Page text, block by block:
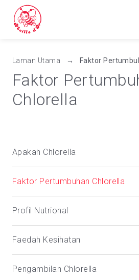
Laman Utama → Faktor
Faktor
Chlorella
Apakah Chlorella
Faktor Pertumbuhan Chlorella
Profil Nutrional
Faedah Kesihatan
Pengambilan Chlorella